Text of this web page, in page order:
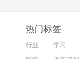
热门标签
行业 学习